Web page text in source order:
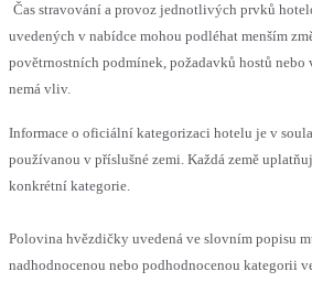
Čas stravování a provoz jednotlivých prvků
uvedených v nabídce mohou podléhat menším
povětrnostních podmínek, požadavků hostů nebo
nemá vliv.
Informace o oficiální kategorizaci hotelu je v
používanou v příslušné zemi. Každá země
konkrétní kategorie.
Polovina hvězdičky uvedená ve slovním popisu
nadhodnocenou nebo podhodnocenou kategorii